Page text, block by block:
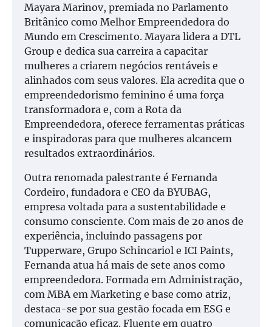
Mayara Marinov, premiada no Parlamento
Britânico como Melhor Empreendedora do
Mundo em Crescimento. Mayara lidera a DTL
Group e dedica sua carreira a capacitar
mulheres a criarem negócios rentáveis e
alinhados com seus valores. Ela acredita que o
empreendedorismo feminino é uma força
transformadora e, com a Rota da
Empreendedora, oferece ferramentas práticas
e inspiradoras para que mulheres alcancem
resultados extraordinários.
Outra renomada palestrante é Fernanda
Cordeiro, fundadora e CEO da BYUBAG,
empresa voltada para a sustentabilidade e
consumo consciente. Com mais de 20 anos de
experiência, incluindo passagens por
Tupperware, Grupo Schincariol e ICI Paints,
Fernanda atua há mais de sete anos como
empreendedora. Formada em Administração,
com MBA em Marketing e base como atriz,
destaca-se por sua gestão focada em ESG e
comunicação eficaz. Fluente em quatro